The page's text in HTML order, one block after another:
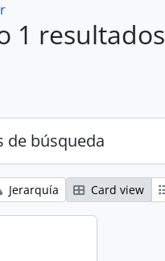
1 resultados
de búsqueda
Jerarquía Card view